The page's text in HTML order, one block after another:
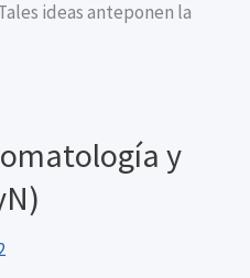
ideas anteponen la
y